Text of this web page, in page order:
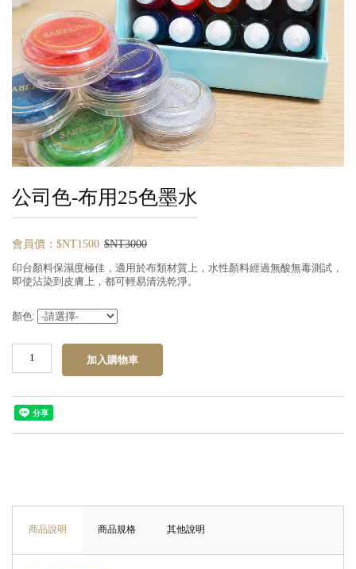
公司色-布用25色墨水
會員價：$NT1500 $NT3000
印台顏料保濕度極佳，適用於布類材質上，水性顏料經過無酸無毒測試，
即使沾染到皮膚上，都可輕易清洗乾淨。
顏色:
商品說明 商品規格 其他說明